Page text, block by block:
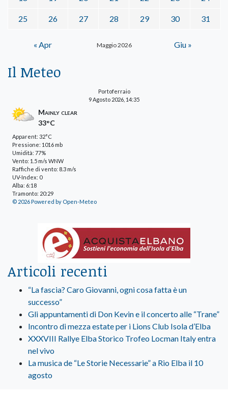
Maggio 2026
25 26 27 28 29 30 31
« Apr Giu »
Il Meteo
Portoferraio
9 Agosto 2026, 14:35
Mainly clear
33°C
Apparent: 32°C
Pressione: 1016 mb
Umidità: 77%
Vento: 1.5 m/s WNW
Raffiche di vento: 8.3 m/s
UV-Index: 0
Alba: 6:18
Tramonto: 20:29
© 2026 Powered by Open-Meteo
Articoli recenti
“La fascia? Caro Giovanni, ogni cosa fatta è un
successo”
Gli appuntamenti di Don Kevin e il concerto alle “Trane”
Incontro di mezza estate per i Lions Club Isola d’Elba
XXXVIII Rallye Elba Storico Trofeo Locman Italy entra
nel vivo
La musica de “Le Storie Necessarie” a Rio Elba il 10
agosto